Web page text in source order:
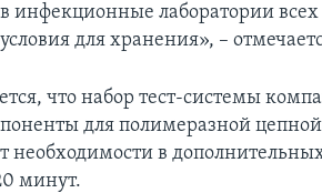
инфекционные лаборатории
для хранения», –
что набор тест-системы
для полимеразной
необходимости в
минут.